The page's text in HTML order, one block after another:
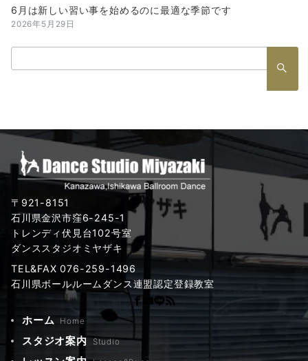
6月は新しい習い事を始めるのに最適な季節です
2026年5月29日
索：
〒921-8151
石川県金沢市窪6-245-1
トレンディ伏見台102号室
ダンススタジオミヤザキ
TEL&FAX 076-259-1496
石川県ボールルームダンス連盟認定登録教室
ホーム Home
スタジオ案内 Studio